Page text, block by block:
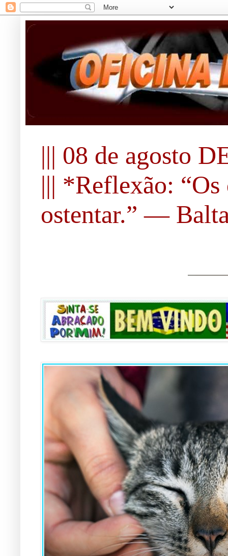
||| 08 de agosto
||| *Reflexão: “Os
ostentar.” ―